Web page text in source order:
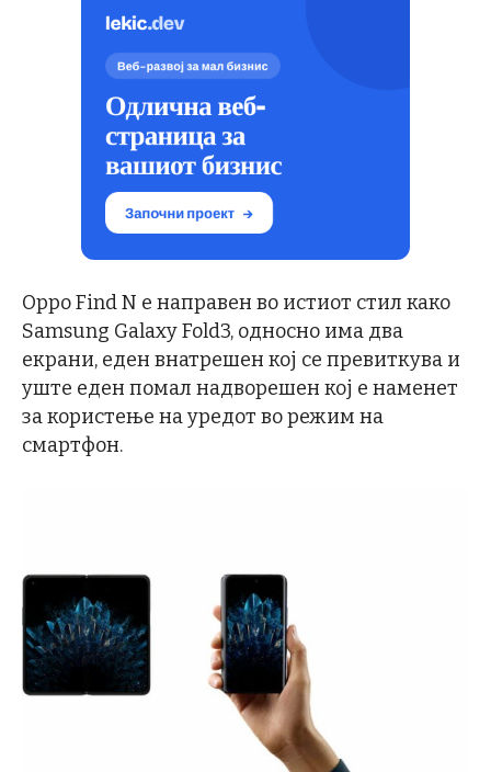
Oppo Find N е направен во истиот стил како
Samsung Galaxy Fold3, односно има два
екрани, еден внатрешен кој се превиткува и
уште еден помал надворешен кој е наменет
за користење на уредот во режим на
смартфон.